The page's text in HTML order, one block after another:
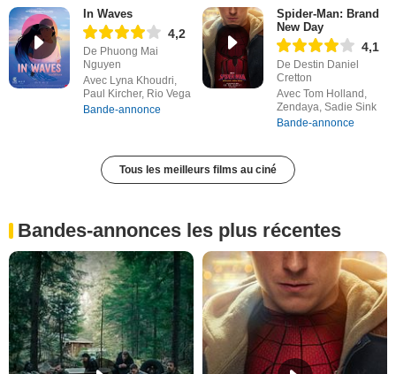
In Waves
4,2
De Phuong Mai
Nguyen
Avec Lyna Khoudri,
Paul Kircher, Rio Vega
Bande-annonce
Spider-Man: Brand
New Day
4,1
De Destin Daniel
Cretton
Avec Tom Holland,
Zendaya, Sadie Sink
Bande-annonce
Tous les meilleurs films au ciné
Bandes-annonces les plus récentes